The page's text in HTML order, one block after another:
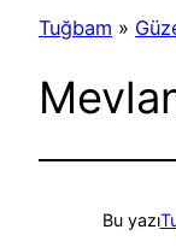
Tuğbam »
Bu yazı